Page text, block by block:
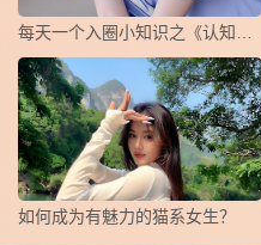
如何成为有魅力的猫系女生？